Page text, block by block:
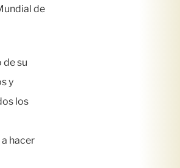
de
su
y
los
hacer